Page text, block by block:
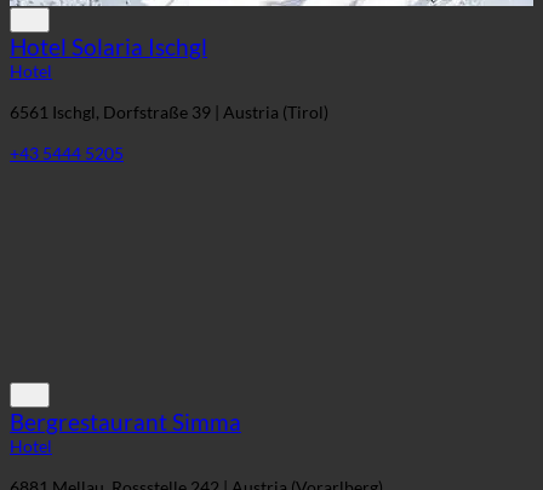
Hotel Solaria Ischgl
Hotel
6561 Ischgl, Dorfstraße 39 | Austria (Tirol)
+43 5444 5205
Bergrestaurant Simma
Hotel